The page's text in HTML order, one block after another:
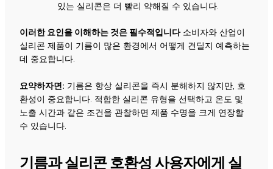
있는 실리콘은 더 빨리 약해질 수 있습니다.
이러한 요인을 이해하는 것은 필수적입니다소비자와 산업이
실리콘 제품이 기름이 많은 환경에서 어떻게 견딜지 예측하는
데 중요합니다.
요약하자면: 기름은 항상 실리콘을 즉시 분해하지 않지만, 호
환성이 중요합니다. 적합한 실리콘 유형을 선택하고 온도 및
노출 시간과 같은 조건을 관찰하면 제품 수명을 크게 연장할
수 있습니다.
기름과 실리콘 호환성 사용자에게 실